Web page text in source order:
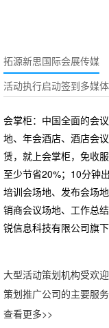
拓源新思国际会展传媒
活动执行启动签到多媒体
会掌柜：中国全面的会
地、年会酒店、酒店会
赁，就上会掌柜，免收
至少节省20%；10分钟
培训会场地、发布会场
销商会议场地、工作总
锐信息科技有限公司旗
大型活动策划机构受欢
策划推广公司的主要服
查看更多>>